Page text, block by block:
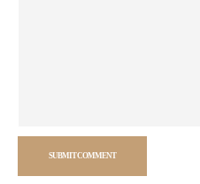
SUBMIT COMMENT